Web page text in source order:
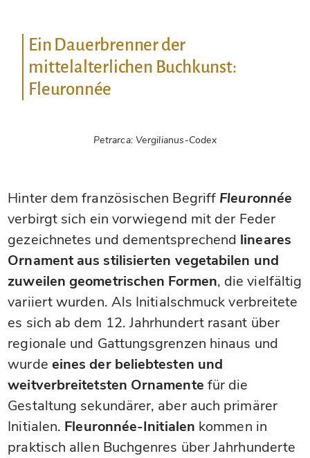
Ein Dauerbrenner der
mittelalterlichen Buchkunst:
Fleuronnée
Petrarca: Vergilianus-Codex
Hinter dem französischen Begriff Fleuronnée
verbirgt sich ein vorwiegend mit der Feder
gezeichnetes und dementsprechend lineares
Ornament aus stilisierten vegetabilen und
zuweilen geometrischen Formen, die vielfältig
variiert wurden. Als Initialschmuck verbreitete
es sich ab dem 12. Jahrhundert rasant über
regionale und Gattungsgrenzen hinaus und
wurde eines der beliebtesten und
weitverbreitetsten Ornamente für die
Gestaltung sekundärer, aber auch primärer
Initialen. Fleuronnée-Initialen kommen in
praktisch allen Buchgenres über Jahrhunderte